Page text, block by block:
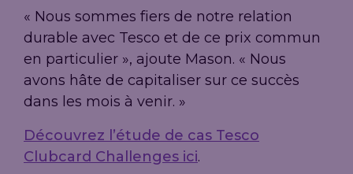
« Nous sommes fiers de notre relation
durable avec Tesco et de ce prix commun
en particulier », ajoute Mason. « Nous
avons hâte de capitaliser sur ce succès
dans les mois à venir. »
Découvrez l’étude de cas Tesco
Clubcard Challenges ici.